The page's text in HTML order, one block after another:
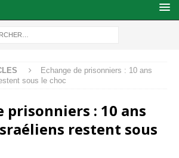
Echange de prisonniers : 10 ans
sous le choc
prisonniers : 10 ans
restent sous